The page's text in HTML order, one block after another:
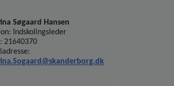
Søgaard Hansen
Indskolingsleder
21640370